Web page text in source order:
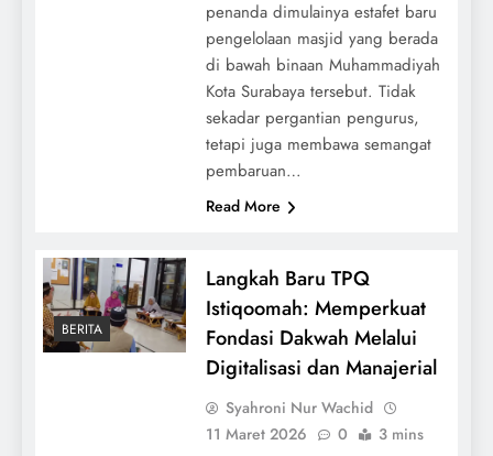
penanda dimulainya estafet baru
pengelolaan masjid yang berada
di bawah binaan Muhammadiyah
Kota Surabaya tersebut. Tidak
sekadar pergantian pengurus,
tetapi juga membawa semangat
pembaruan…
Read More
BERITA
Langkah Baru TPQ
Istiqoomah: Memperkuat
Fondasi Dakwah Melalui
Digitalisasi dan Manajerial
Syahroni Nur Wachid
11 Maret 2026
0 3 mins